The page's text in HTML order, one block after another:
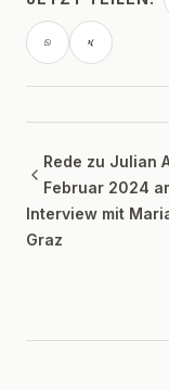
Rede zu Julian
Februar 2024
Interview mit
Graz